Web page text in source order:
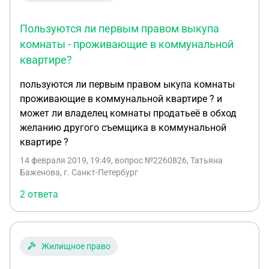
в коммунальной квартире жильцам данной
квартиры? Можно ли опелировать проживанием
младенца во второй комнате По последним
речь,муниципалитет хочет заселить какого то
человека,которого выселяет из изолированного
муниципального жилья за неуплату долгов по к.у.
Пользуются ли первым правом выкупа
комнаты - проживающие в коммунальной
квартире?
пользуются ли первым правом ыкупа комнаты
проживающие в коммунальной квартире ? и
может ли владелец комнаты продатьеё в обход
желанию другого съемщика в коммунальной
квартире ?
14 февраля 2019, 19:49, вопрос №2260826, Татьяна
Баженова, г. Санкт-Петербург
2 ответа
Жилищное право